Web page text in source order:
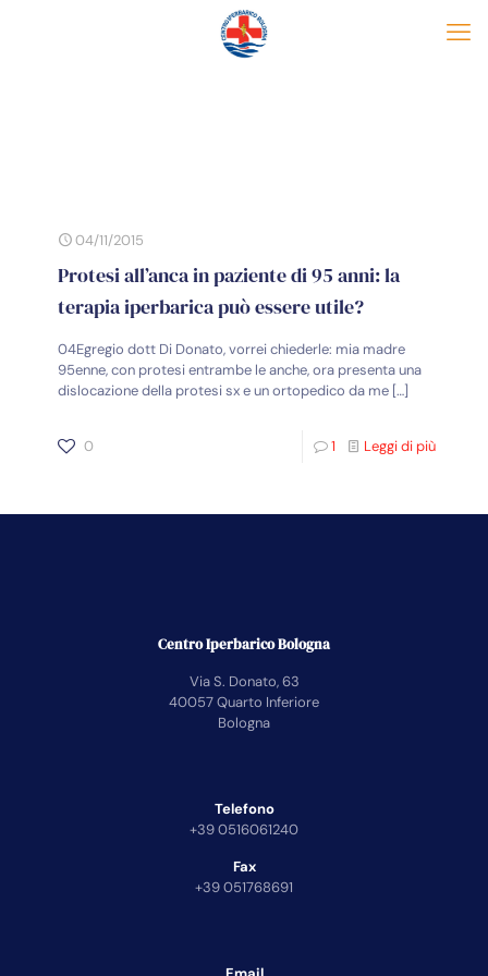
04/11/2015
Protesi all’anca in paziente di 95 anni: la
terapia iperbarica può essere utile?
04Egregio dott Di Donato, vorrei chiederle: mia madre
95enne, con protesi entrambe le anche, ora presenta una
dislocazione della protesi sx e un ortopedico da me […]
0 1 Leggi di più
Centro Iperbarico Bologna
Via S. Donato, 63
40057 Quarto Inferiore
Bologna
Telefono
+39 0516061240
Fax
+39 051768691